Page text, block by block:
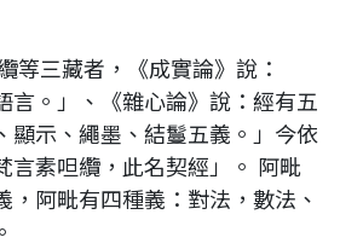
等三藏者，《成實論》說：
言。」、《雜心論》說：經有五
顯示、繩墨、結鬘五義。」今依
言素呾纜，此名契經」。 阿毗
，阿毗有四種義：對法，數法、